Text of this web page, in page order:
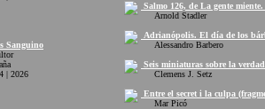
Sanguino
| 2026
Salmo 126, de La gente
Arnold Stadler
Adrianópolis. El día de los
Alessandro Barbero
Seis miniaturas sobre la
Clemens J. Setz
Entre el secret i la culpa
Mar Picó